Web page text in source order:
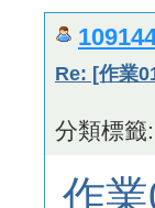
Re: [作業
分類標籤:
作